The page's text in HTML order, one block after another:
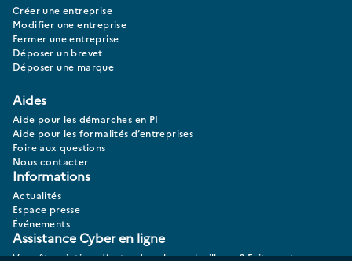
Créer une entreprise
Modifier une entreprise
Fermer une entreprise
Déposer un brevet
Déposer une marque
Aides
Aide pour les démarches en PI
Aide pour les formalités d’entreprises
Foire aux questions
Nous contacter
Informations
Actualités
Espace presse
Événements
Assistance Cyber en ligne
Vous êtes victime d’actes de cybermalveillance? Faites votre